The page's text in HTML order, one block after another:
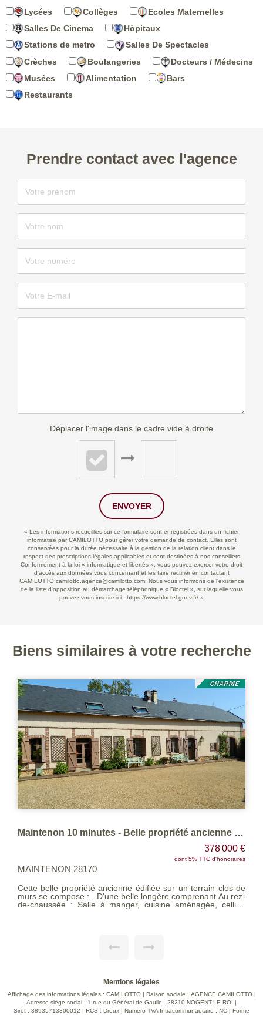
Lycées Collèges
Ecoles Maternelles
Salles De Cinema
Hôpitaux
Stations de metro
Salles De Spectacles
Crèches
Boulangeries
Docteurs / Médecins
Musées
Alimentation
Bars
Restaurants
Prendre contact avec l'agence
Déplacer l'image dans le cadre vide à droite
ENVOYER
« Les informations recueillies sur ce formulaire sont enregistrées dans un fichier
informatisé par CAMILOTTO pour gérer votre demande de contact. Elles sont
conservées pour la durée nécessaire à la gestion de la relation client dans le
respect des prescriptions légales applicables et sont destinées à nos conseillers
Conformément à la loi « informatique et libertés », vous pouvez exercer votre droit
d'accès aux données vous concernant et les faire rectifier en contactant
CAMILOTTO camilotto.agence@camilotto.com. Nous vous informons de l'existence
de la liste d'opposition au démarchage téléphonique « Bloctel », sur laquelle vous
pouvez vous inscrire ici : https://www.bloctel.gouv.fr/ »
Biens similaires à votre recherche
Maintenon 10 minutes - Belle propriété ancienne sur terrain clos de murs
378 000 €
dont 5% TTC d'honoraires
MAINTENON 28170
Cette belle propriété ancienne édifiée sur un terrain clos de
murs se compose : . D'une belle longère comprenant Au rez-
de-chaussée : Salle à manger, cuisine aménagée, cellier,
jeux, cellier avec four à pizzas, A l'étage : salle de jeux +
est exposé sont disponibles sur le site Géorisques
http://www.georisques.gouv.fr'. EXCLUSIVITE LES AGENCES
UNIES Voir page 7 du Barème d'honoraires consultable sur
notre site
Mentions légales
Affichage des informations légales : CAMILOTTO | Raison sociale : AGENCE CAMILOTTO |
Adresse siège social : 1 rue du Général de Gaulle - 28210 NOGENT-LE-ROI |
Siret : 38935713800012 | RCS : Dreux | Numero TVA Intracommunautaire : NC | Forme